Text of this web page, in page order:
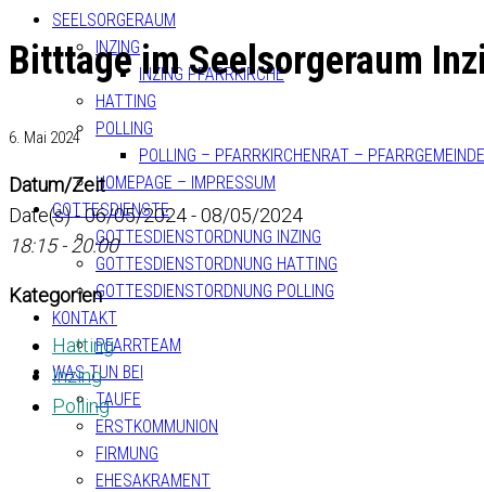
SEELSORGERAUM
INZING
INZING PFARRKIRCHE
HATTING
POLLING
POLLING – PFARRKIRCHENRAT –
HOMEPAGE – IMPRESSUM
GOTTESDIENSTE
GOTTESDIENSTORDNUNG INZING
GOTTESDIENSTORDNUNG HATTING
GOTTESDIENSTORDNUNG POLLING
KONTAKT
PFARRTEAM
WAS TUN BEI
TAUFE
ERSTKOMMUNION
FIRMUNG
EHESAKRAMENT
Bitttage im Seelsorgeraum
6. Mai 2024
Datum/Zeit
Date(s) - 06/05/2024 - 08/05/2024
18:15 - 20:00
Kategorien
Hatting
Inzing
Polling